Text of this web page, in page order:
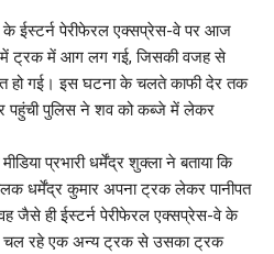
के ईस्टर्न पेरीफेरल एक्सप्रेस-वे पर आज
ट्रक में आग लग गई, जिसकी वजह से
हो गई। इस घटना के चलते काफी देर तक
पहुंची पुलिस ने शव को कब्जे में लेकर
प्रभारी धर्मेंद्र शुक्ला ने बताया कि
धर्मेंद्र कुमार अपना ट्रक लेकर पानीपत
जैसे ही ईस्टर्न पेरीफेरल एक्सप्रेस-वे के
चल रहे एक अन्य ट्रक से उसका ट्रक